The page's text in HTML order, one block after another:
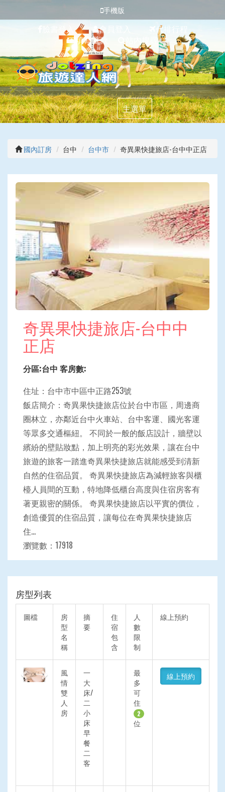
手機版
臉書登入 會員登入
代排行程
填寫匯款
主選單
國內訂房 台中 台中市 奇異果快捷旅店-台中中正店
奇異果快捷旅店-台中中
正店
分區:台中 客房數:
住址：台中市中區中正路253號
飯店簡介：奇異果快捷旅店位於台中市區，周邊商
圈林立，亦鄰近台中火車站、台中客運、國光客運
等眾多交通樞紐。 不同於一般的飯店設計，牆壁以
繽紛的壁貼妝點，加上明亮的彩光效果，讓在台中
旅遊的旅客一踏進奇異果快捷旅店就能感受到清新
自然的住宿品質。 奇異果快捷旅店為減輕旅客與櫃
檯人員間的互動，特地降低櫃台高度與住宿房客有
著更親密的關係。 奇異果快捷旅店以平實的價位，
創造優質的住宿品質，讓每位在奇異果快捷旅店
住...
瀏覽數：17918
房型列表
圖檔
房
型
名
稱
摘
要
住
宿
包
含
人
數
限
制
線上預約
Previous
Next
風
情
雙
人
房
一
大
床/
二
小
床
早
餐
二
客
最
多
可
住
2
位
線上預約